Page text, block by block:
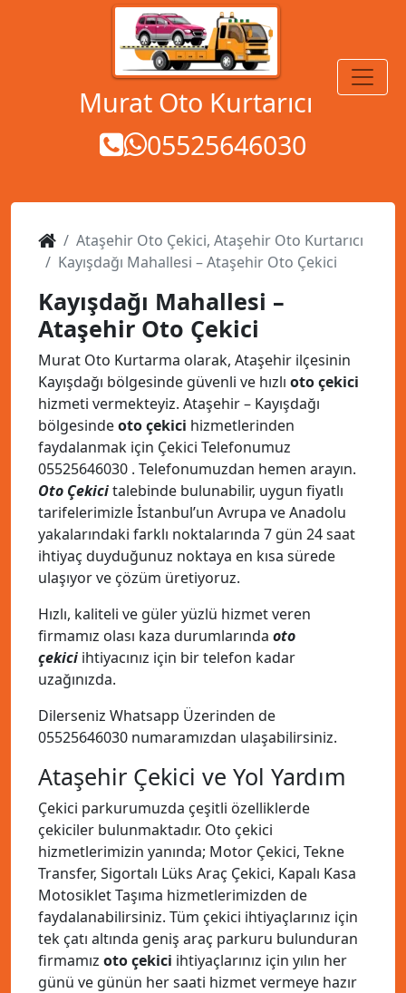
Murat Oto Kurtarıcı
05525646030
MENÜ
Ataşehir Oto Çekici, Ataşehir Oto Kurtarıcı
Kayışdağı Mahallesi – Ataşehir Oto Çekici
Kayışdağı Mahallesi –
Ataşehir Oto Çekici
Murat Oto Kurtarma olarak, Ataşehir ilçesinin
Kayışdağı bölgesinde güvenli ve hızlı oto çekici
hizmeti vermekteyiz. Ataşehir – Kayışdağı
bölgesindeoto çekici hizmetlerinden
faydalanmak için Çekici Telefonumuz
05525646030 . Telefonumuzdan hemen arayın.
Oto Çekicitalebinde bulunabilir, uygun fiyatlı
tarifelerimizle İstanbul’un Avrupa ve Anadolu
yakalarındaki farklı noktalarında 7 gün 24 saat
ihtiyaç duyduğunuz noktaya en kısa sürede
ulaşıyor ve çözüm üretiyoruz.
Hızlı, kaliteli ve güler yüzlü hizmet veren
firmamız olası kaza durumlarında oto
çekici ihtiyacınız için bir telefon kadar
uzağınızda.
Dilerseniz Whatsapp Üzerinden de
05525646030 numaramızdan ulaşabilirsiniz.
Ataşehir Çekici ve Yol Yardım
Çekici parkurumuzda çeşitli özelliklerde
çekiciler bulunmaktadır. Oto çekici
hizmetlerimizin yanında; Motor Çekici, Tekne
Transfer, Sigortalı Lüks Araç Çekici, Kapalı Kasa
Motosiklet Taşıma hizmetlerimizden de
faydalanabilirsiniz. Tüm çekici ihtiyaçlarınız için
tek çatı altında geniş araç parkuru bulunduran
firmamız oto çekici ihtiyaçlarınız için yılın her
günü ve günün her saati hizmet vermeye hazır